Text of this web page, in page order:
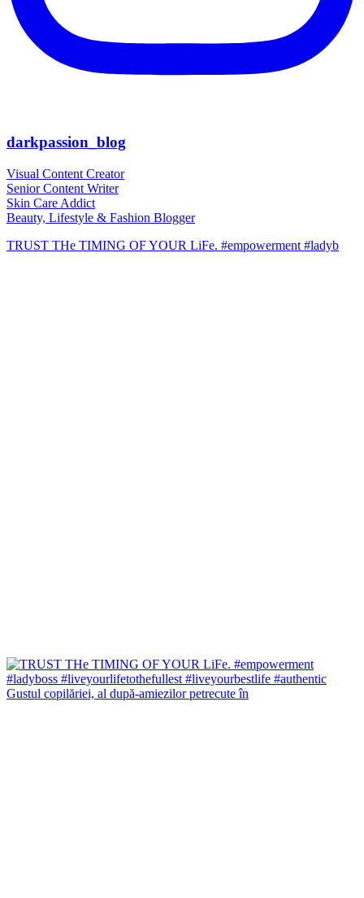
darkpassion_blog
Visual Content Creator
Senior Content Writer
Skin Care Addict
Beauty, Lifestyle & Fashion Blogger
TRUST THe TIMING OF YOUR LiFe. #empowerment #ladyb
Gustul copilăriei, al după-amiezilor petrecute în